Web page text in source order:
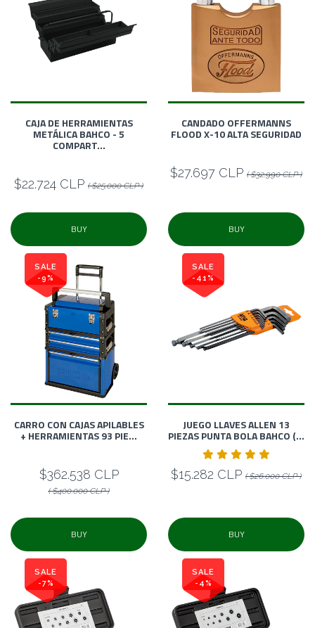
CAJA DE HERRAMIENTAS
METÁLICA BAHCO - 5
COMPART...
$22.724 CLP ( $25.000 CLP )
BUY
CANDADO OFFERMANNS
FLOOD X-10 ALTA SEGURIDAD
$27.697 CLP ( $32.990 CLP )
BUY
SALE
-9%
CARRO CON CAJAS APILABLES
+ HERRAMIENTAS 93 PIE...
$362.538 CLP
( $400.000 CLP )
BUY
SALE
-41%
JUEGO LLAVES ALLEN 13
PIEZAS PUNTA BOLA BAHCO (...
$15.282 CLP ( $26.000 CLP )
BUY
SALE
-7%
SALE
-4%